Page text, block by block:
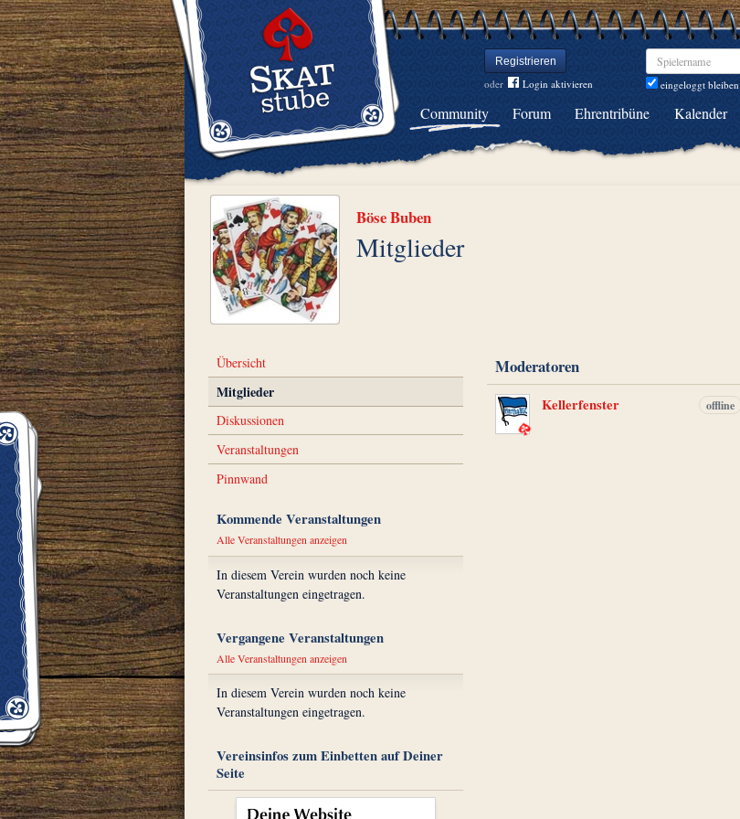
Registrieren
oder Login aktivieren
Spielername
eingeloggt bleiben
Community Forum Ehrentribüne Kalender
Böse Buben
Mitglieder
Übersicht
Mitglieder
Diskussionen
Veranstaltungen
Pinnwand
Kommende Veranstaltungen
Alle Veranstaltungen anzeigen
In diesem Verein wurden noch keine
Veranstaltungen eingetragen.
Vergangene Veranstaltungen
Alle Veranstaltungen anzeigen
In diesem Verein wurden noch keine
Veranstaltungen eingetragen.
Vereinsinfos zum Einbetten auf Deiner
Seite
Moderatoren
Kellerfenster offline